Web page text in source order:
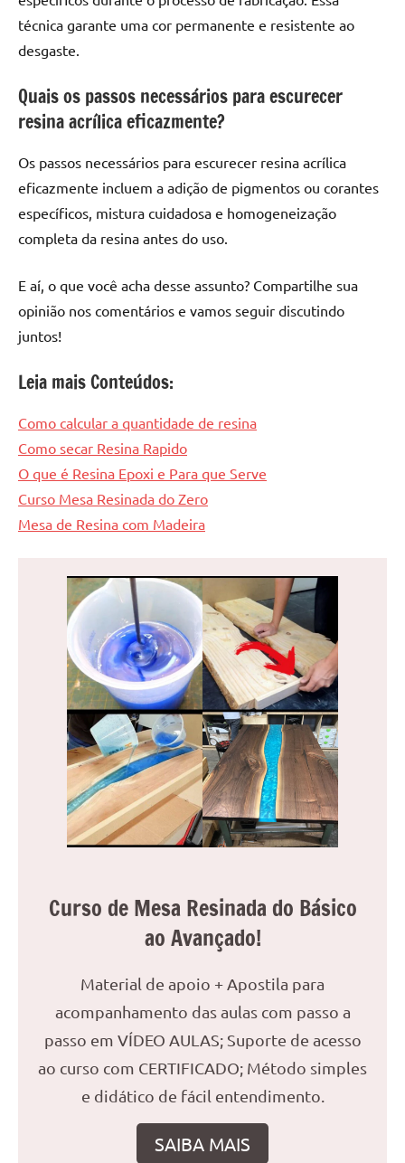
técnica garante uma cor permanente e resistente ao
desgaste.
Quais os passos necessários para escurecer
resina acrílica eficazmente?
Os passos necessários para escurecer resina acrílica
eficazmente incluem a adição de pigmentos ou corantes
específicos, mistura cuidadosa e homogeneização
completa da resina antes do uso.
E aí, o que você acha desse assunto? Compartilhe sua
opinião nos comentários e vamos seguir discutindo
juntos!
Leia mais Conteúdos:
Como calcular a quantidade de resina
Como secar Resina Rapido
O que é Resina Epoxi e Para que Serve
Curso Mesa Resinada do Zero
Mesa de Resina com Madeira
Curso de Mesa Resinada do Básico
ao Avançado!
Material de apoio + Apostila para
acompanhamento das aulas com passo a
passo em VÍDEO AULAS; Suporte de acesso
ao curso com CERTIFICADO; Método simples
e didático de fácil entendimento.
SAIBA MAIS